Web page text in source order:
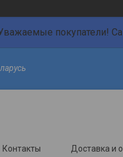
покупатели!
Контакты Доставка и